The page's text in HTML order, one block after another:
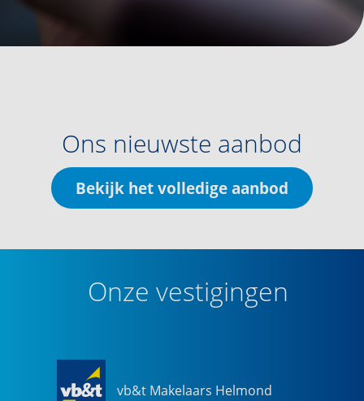
Ons nieuwste aanbod
Bekijk het volledige aanbod
Onze vestigingen
vb&t Makelaars Helmond